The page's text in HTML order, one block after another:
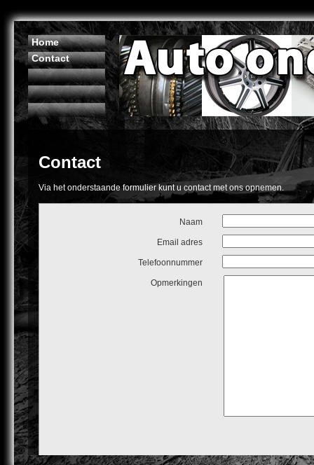
Home
Contact
Contact
Via het onderstaande formulier kunt u contact met ons opnemen.
Naam
Email adres
Telefoonnummer
Opmerkingen